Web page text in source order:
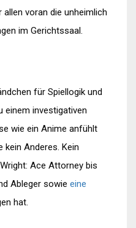
voran die unheimlich
im Gerichtssaal.
für Spiellogik und
einem investigativen
wie ein Anime anfühlt
kein Anderes. Kein
Ace Attorney bis
Ableger sowie eine
hat.